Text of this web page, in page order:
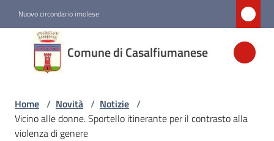
Nuovo circondario imolese
Comune di Casalfiumanese
Comune di
Casalfiumanese
Amministrazione
Home / Novità / Notizie /
Vicino alle donne. Sportello itinerante per il contrasto alla
violenza di genere